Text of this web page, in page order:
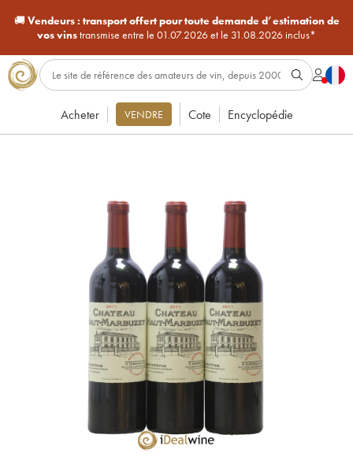
🚚Vendeurs : transport offert pour toute demande d’estimation de
vos vinstransmise entre le 01.07.2026 et le 31.08.2026 inclus*
Acheter VENDRE Cote Encyclopédie